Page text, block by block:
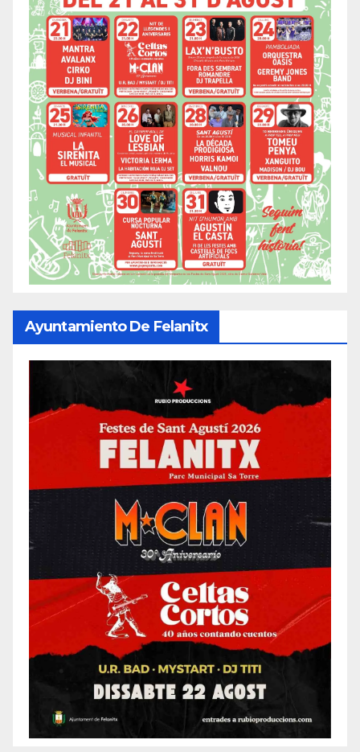
Ayuntamiento De Felanitx